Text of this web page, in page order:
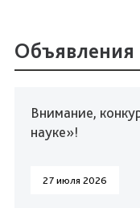
Объявления
Внимание,
науке»!
27 июля 2026